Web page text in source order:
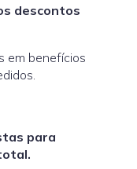
descontos
em benefícios
para